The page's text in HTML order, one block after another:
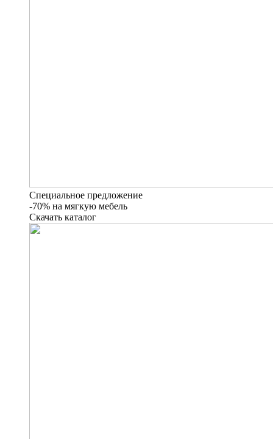
Специальное предложение
-70% на мягкую мебель
Скачать каталог